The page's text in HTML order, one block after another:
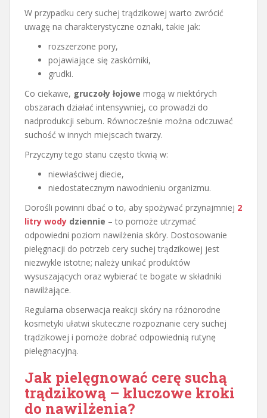
W przypadku cery suchej trądzikowej warto zwrócić
uwagę na charakterystyczne oznaki, takie jak:
rozszerzone pory,
pojawiające się zaskórniki,
grudki.
Co ciekawe, gruczoły łojowe mogą w niektórych
obszarach działać intensywniej, co prowadzi do
nadprodukcji sebum. Równocześnie można odczuwać
suchość w innych miejscach twarzy.
Przyczyny tego stanu często tkwią w:
niewłaściwej diecie,
niedostatecznym nawodnieniu organizmu.
Dorośli powinni dbać o to, aby spożywać przynajmniej 2
litry wody dziennie – to pomoże utrzymać
odpowiedni poziom nawilżenia skóry. Dostosowanie
pielęgnacji do potrzeb cery suchej trądzikowej jest
niezwykle istotne; należy unikać produktów
wysuszających oraz wybierać te bogate w składniki
nawilżające.
Regularna obserwacja reakcji skóry na różnorodne
kosmetyki ułatwi skuteczne rozpoznanie cery suchej
trądzikowej i pomoże dobrać odpowiednią rutynę
pielęgnacyjną.
Jak pielęgnować cerę suchą
trądzikową – kluczowe kroki
do nawilżenia?